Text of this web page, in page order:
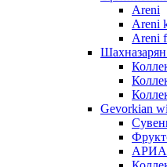
Areni
Areni
Areni
Gevorkian